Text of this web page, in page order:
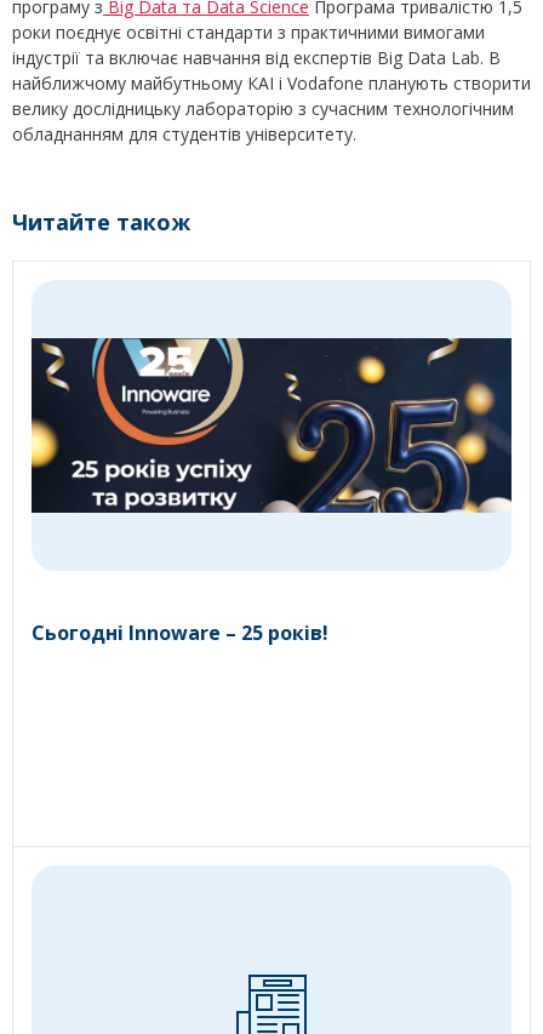
програму з Big Data та Data Science Програма тривалістю 1,5
роки поєднує освітні стандарти з практичними вимогами
індустрії та включає навчання від експертів Big Data Lab. В
найближчому майбутньому КАІ i Vodafone планують створити
велику дослідницьку лабораторію з сучасним технологічним
обладнанням для студентів університету.
Читайте також
Сьогодні Innoware – 25 років!